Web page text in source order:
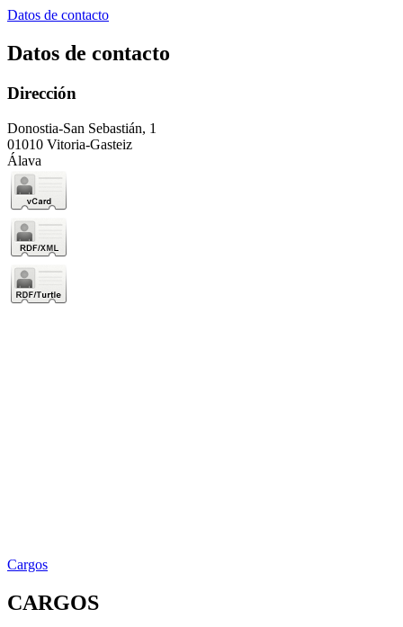
Datos de contacto
Datos de contacto
Dirección
Donostia-San Sebastián, 1
01010 Vitoria-Gasteiz
Álava
Cargos
CARGOS